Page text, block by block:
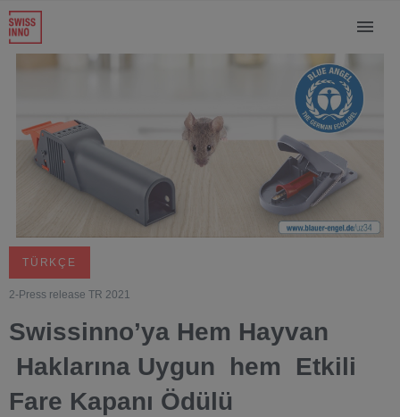
TÜRKÇE
2-Press release TR 2021
Swissinno’ya Hem Hayvan
Haklarına Uygun hem Etkili
Fare Kapanı Ödülü